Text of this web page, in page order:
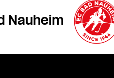
Nauheim